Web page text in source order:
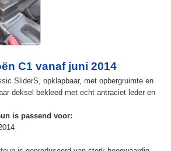
C1 vanaf juni 2014
SliderS, opklapbaar, met opbergruimte en
deksel bekleed met echt antraciet leder en
is passend voor: